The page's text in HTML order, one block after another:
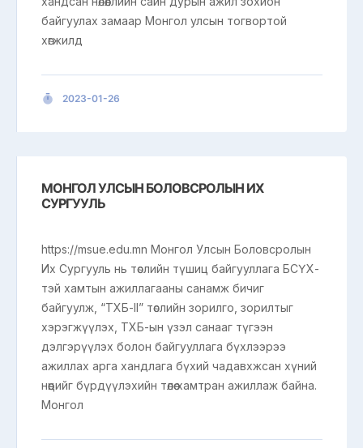
байгуулах замаар Монгол улсын тогвортой
хөгжилд
2023-01-26
МОНГОЛ УЛСЫН БОЛОВСРОЛЫН ИХ
СУРГУУЛЬ
https://msue.edu.mn Монгол Улсын Боловсролын
Их Сургууль нь төслийн түшиц байгууллага БСҮХ-
тэй хамтын ажиллагааны санамж бичиг
байгуулж, “ТХБ-II” төслийн зорилго, зорилтыг
хэрэгжүүлэх, ТХБ-ын үзэл санааг түгээн
дэлгэрүүлэх болон байгууллага бүхлээрээ
ажиллах арга хандлага бүхий чадавхжсан хүний
нөөцийг бүрдүүлэхийн төлөө хамтран ажиллаж байна.
Монгол